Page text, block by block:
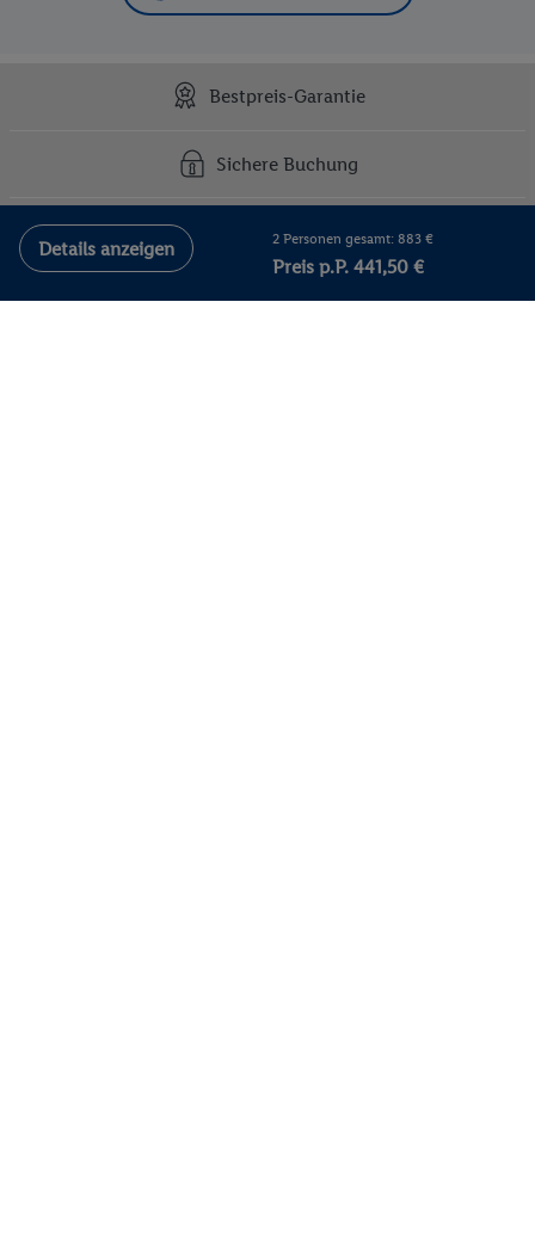
Details anzeigen 2 Personen gesamt: 883 €
Preis p.P. 441,50 €
Bestpreis-Garantie
Sichere Buchung
Persönlich erreichbar
Kontakt